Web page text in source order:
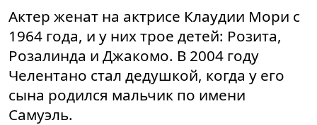
Актер женат на актрисе Клаудии Мори с
1964 года, и у них трое детей: Розита,
Розалинда и Джакомо. В 2004 году
Челентано стал дедушкой, когда у его
сына родился мальчик по имени
Самуэль.